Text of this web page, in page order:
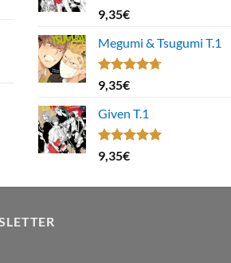
Note
4.00
5
9,35€
Megumi & Tsugumi T.1
Note4.67
sur 5
9,35€
Given T.1
Note5.00
sur 5
9,35€